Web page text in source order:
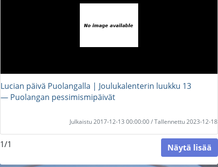
Lucian päivä Puolangalla | Joulukalenterin luukku 13
― Puolangan pessimismipäivät
Julkaistu 2017-12-13 00:00:00 / Tallennettu 2023-12-18
1/1 Näytä lisää